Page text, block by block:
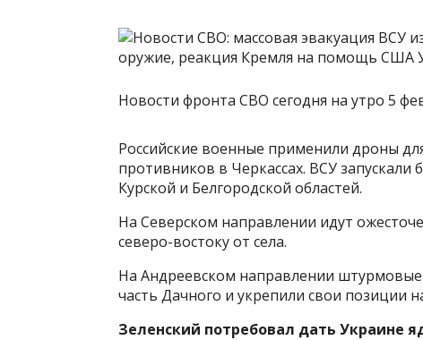
Новости фронта СВО сегодня на утро 5
Российские военные применили дроны
противников в Черкассах. ВСУ
Курской и Белгородской областей.
На Северском направлении идут
северо-востоку от села.
На Андреевском направлении
часть Дачного и укрепили свои позиции
Зеленский потребовал дать Украине